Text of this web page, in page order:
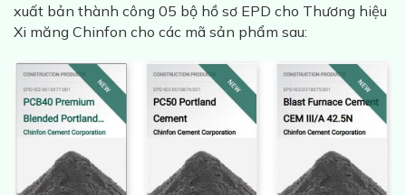
xuất bản thành công 05 bộ hồ sơ EPD cho Thương hiệu
Xi măng Chinfon cho các mã sản phẩm sau: